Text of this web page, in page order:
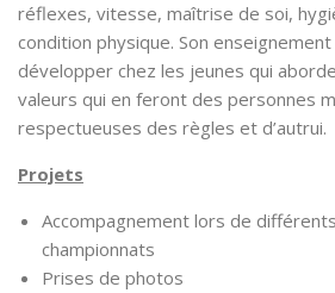
réflexes, vitesse, maîtrise de soi,
condition physique. Son enseignement
développer chez les jeunes qui
valeurs qui en feront des personnes
respectueuses des règles et d’autrui.
Projets
Accompagnement lors de
championnats
Prises de photos